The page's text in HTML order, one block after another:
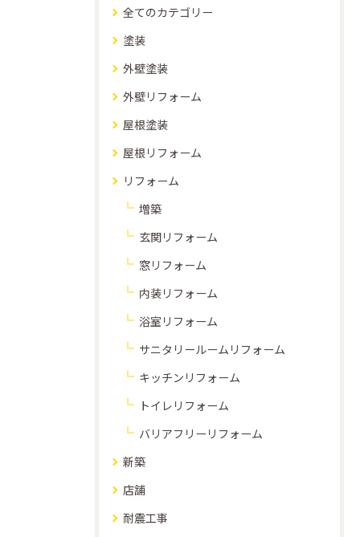
全てのカテゴリー
塗装
外壁塗装
外壁リフォーム
屋根塗装
屋根リフォーム
リフォーム
増築
玄関リフォーム
窓リフォーム
内装リフォーム
浴室リフォーム
サニタリールームリフォーム
キッチンリフォーム
トイレリフォーム
バリアフリーリフォーム
新築
店舗
耐震工事